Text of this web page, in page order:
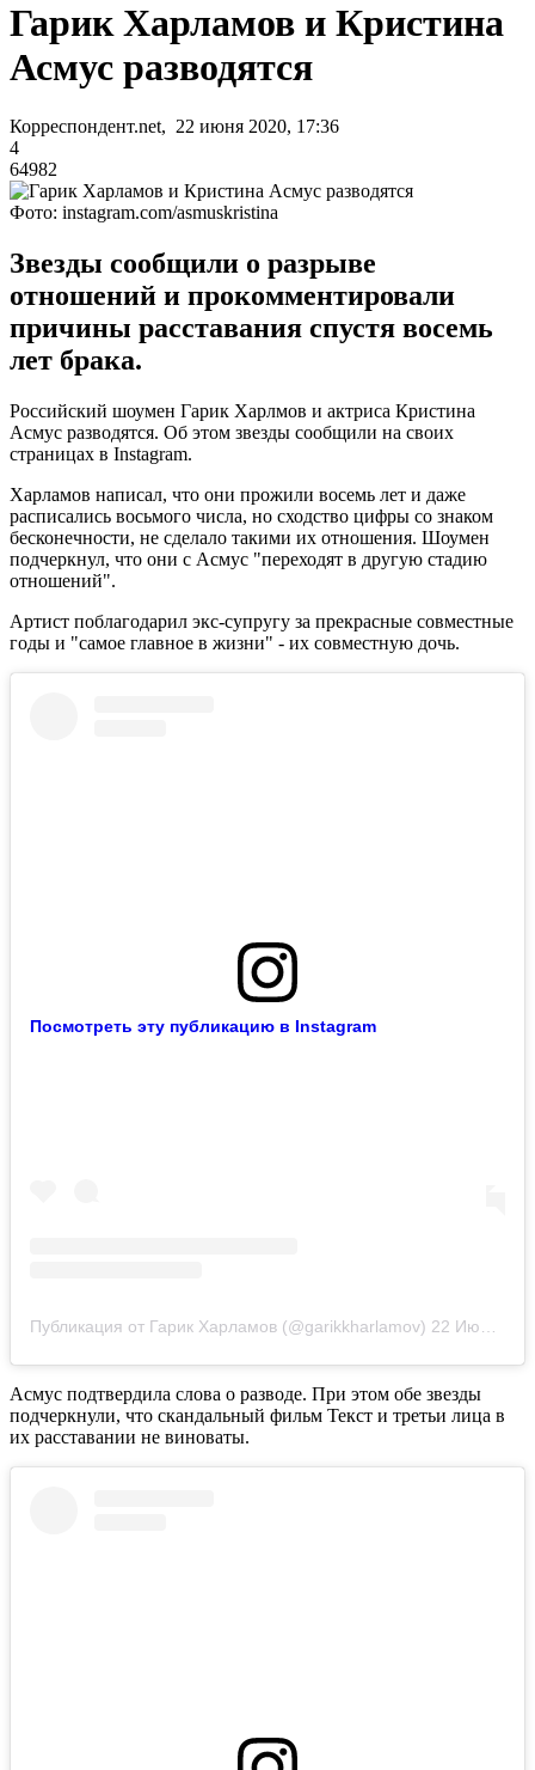
Гарик Харламов и Кристина
Асмус разводятся
Корреспондент.net, 22 июня 2020, 17:36
4
64982
Фото: instagram.com/asmuskristina
Звезды сообщили о разрыве
отношений и прокомментировали
причины расставания спустя восемь
лет брака.
Российский шоумен Гарик Харлмов и актриса Кристина
Асмус разводятся. Об этом звезды сообщили на своих
страницах в Instagram.
Харламов написал, что они прожили восемь лет и даже
расписались восьмого числа, но сходство цифры со знаком
бесконечности, не сделало такими их отношения. Шоумен
подчеркнул, что они с Асмус "переходят в другую стадию
отношений".
Артист поблагодарил экс-супругу за прекрасные совместные
годы и "самое главное в жизни" - их совместную дочь.
Посмотреть эту публикацию в Instagram
Публикация от Гарик Харламов (@garikkharlamov) 22 Июн 2020 в 6:57 PDT
Асмус подтвердила слова о разводе. При этом обе звезды
подчеркнули, что скандальный фильм Текст и третьи лица в
их расставании не виноваты.